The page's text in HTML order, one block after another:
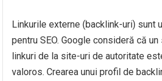
Linkurile externe (backlink-uri) sunt
pentru SEO. Google consideră că
linkuri de la site-uri de autoritate
valoros. Crearea unui profil de